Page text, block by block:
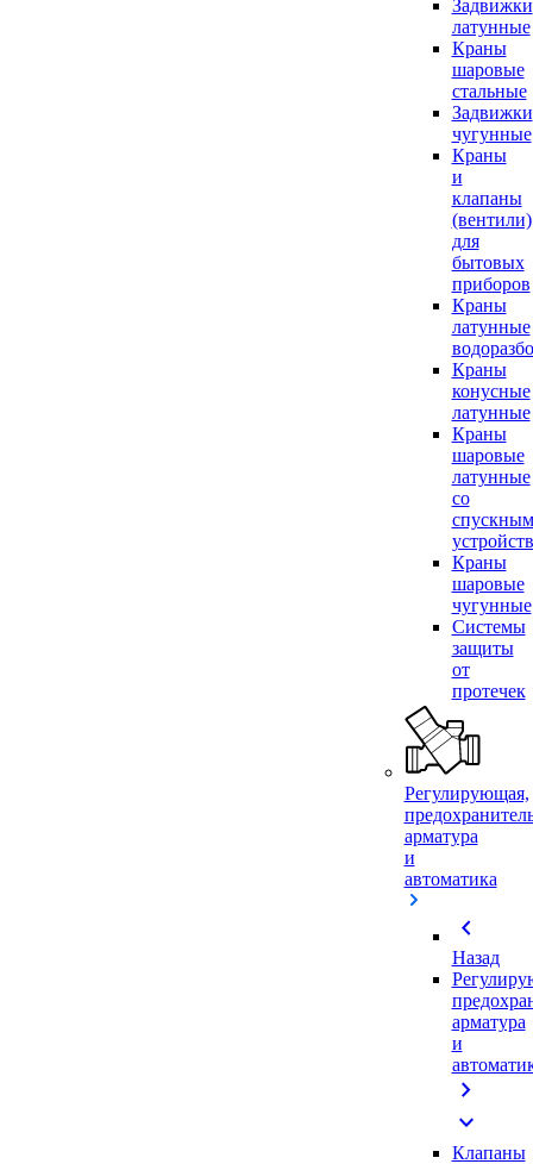
Задвижки
латунные
Краны
шаровые
стальные
Задвижки
чугунные
Краны
и
клапаны
(вентили)
для
бытовых
приборов
Краны
латунные
Краны
конусные
латунные
Краны
шаровые
латунные
со
спускным
Краны
шаровые
чугунные
Системы
защиты
от
протечек
Регулирующая,
арматура
и
автоматика
chevron_left
Назад
арматура
и
chevron_right
expand_more
Клапаны